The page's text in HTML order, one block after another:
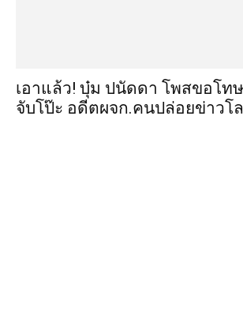
เอาแล้ว! บุ๋ม ปนัดดา โพสขอโท
จับโป๊ะ อดีตผจก.คนปล่อยข่าวโ